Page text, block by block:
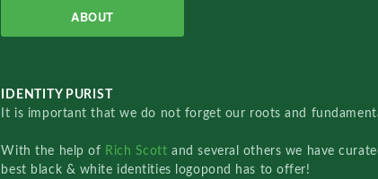
ABOUT
IDENTITY PURIST
It is important that we do not forget our roots and
With the help of Rich Scottand several others we have
best black & white identities logopond has to offer!